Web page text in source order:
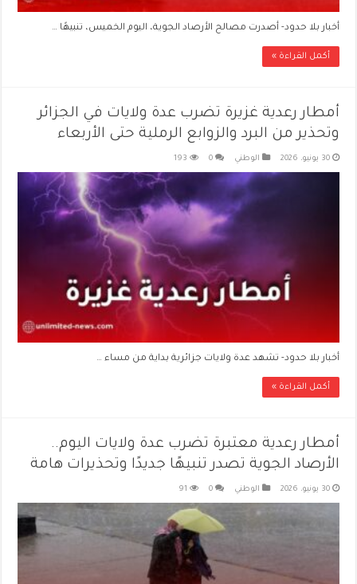
أخبار بلا حدود- أصدرت مصالح الأرصاد الجوية، اليوم الخميس، تنبيهًا …
أكمل القراءة »
أمطار رعدية غزيرة تضرب عدة ولايات في الجزائر
وتحذير من البرد والزوابع الرملية حتى الأربعاء
30 يونيو، 2026 الوطني 0
193
أخبار بلا حدود- تشهد عدة ولايات جزائرية بداية من مساء …
أكمل القراءة »
أمطار رعدية معتبرة تضرب عدة ولايات اليوم..
الأرصاد الجوية تصدر تنبيهًا جديدًا وتحذيرات هامة
30 يونيو، 2026 الوطني 0
91